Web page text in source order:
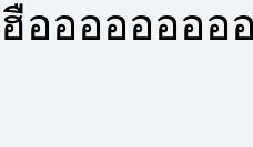
ฮืออออออออ